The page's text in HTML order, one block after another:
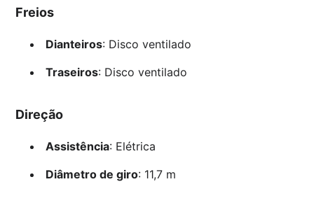
Freios
Dianteiros: Disco ventilado
Traseiros: Disco ventilado
Direção
Assistência: Elétrica
Diâmetro de giro: 11,7 m